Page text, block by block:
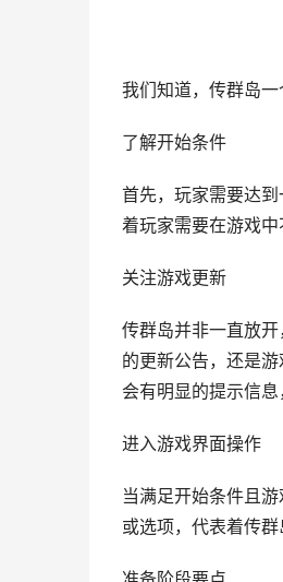
我们知道，传群岛
了解开始条件
首先，玩家需要达
着玩家需要在游戏
关注游戏更新
传群岛并非一直放
的更新公告，还是
会有明显的提示信息
进入游戏界面操作
当满足开始条件且
或选项，代表着传